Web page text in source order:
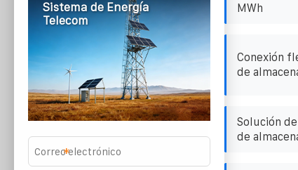
MWh
Conexión
de
Solución
de
Sistema de Energía
Telecom
*